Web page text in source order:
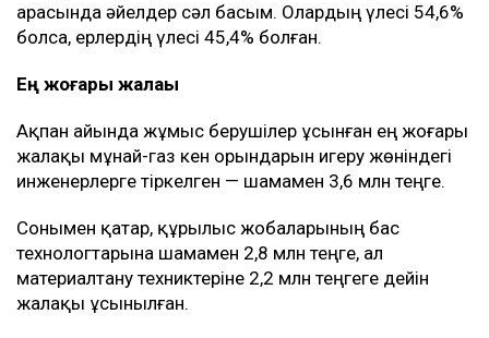
арасында әйелдер сәл басым. Олардың үлесі 54,6%
болса, ерлердің үлесі 45,4% болған.
Ең жоғары жалақы
Ақпан айында жұмыс берушілер ұсынған ең жоғары
жалақы мұнай-газ кен орындарын игеру жөніндегі
инженерлерге тіркелген — шамамен 3,6 млн теңге.
Сонымен қатар, құрылыс жобаларының бас
технологтарына шамамен 2,8 млн теңге, ал
материалтану техниктеріне 2,2 млн теңгеге дейін
жалақы ұсынылған.